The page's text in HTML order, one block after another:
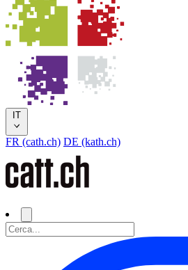
IT
FR (cath.ch) DE (kath.ch)